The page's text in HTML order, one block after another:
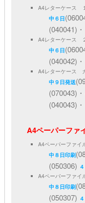
A4レターケース
中６日
(040041)
A4レターケース
中６日
(040042)
A4レターケース
中９日発送
(070043)・
(040043)・
A4ペーパーファ
A4ペーパーファ
中８日印刷
(050306)
A4ペーパーファ
中８日印刷
(050307)